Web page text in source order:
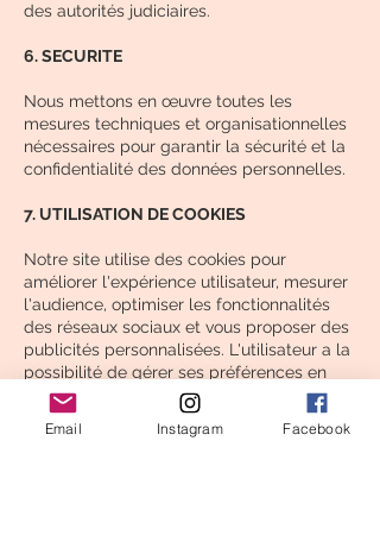
des autorités judiciaires.
6. SECURITE
Nous mettons en œuvre toutes les
mesures techniques et organisationnelles
nécessaires pour garantir la sécurité et la
confidentialité des données personnelles.
7. UTILISATION DE COOKIES
Notre site utilise des cookies pour
améliorer l'expérience utilisateur, mesurer
l'audience, optimiser les fonctionnalités
des réseaux sociaux et vous proposer des
publicités personnalisées. L'utilisateur a la
possibilité de gérer ses préférences en
matière de cookies.
8. MODIFICATIONS DE LA POLITIQUE DE
Email Instagram Facebook